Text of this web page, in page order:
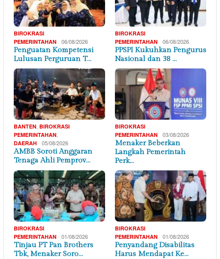
BIROKRASI
PEMERINTAHAN
06/08/2026
Penguatan Kompetensi
Lulusan Perguruan T…
BIROKRASI
PEMERINTAHAN
06/08/2026
PPSPI Kukuhkan Pengurus
Nasional dan 38 …
BANTEN BIROKRASI
PEMERINTAHAN
DAERAH 05/08/2026
AMBB Soroti Anggaran
Tenaga Ahli Pemprov…
BIROKRASI
PEMERINTAHAN
03/08/2026
Menaker Beberkan
Langkah Pemerintah
Perk…
BIROKRASI
PEMERINTAHAN
01/08/2026
Tinjau PT Pan Brothers
Tbk, Menaker Soro…
BIROKRASI
PEMERINTAHAN
01/08/2026
Penyandang Disabilitas
Harus Mendapat Ke…